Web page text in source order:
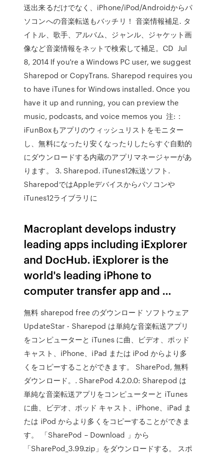
送出来るだけでなく、iPhone/iPod/Androidからパ
ソコンへの音楽転送もバッチリ！ 音楽情報補足. タ
イトル、歌手、アルバム、ジャンル、ジャケット画
像など音楽情報をネットで検索して補足。CD Jul
8, 2014 If you're a Windows PC user, we suggest
Sharepod or CopyTrans. Sharepod requires you
to have iTunes for Windows installed. Once you
have it up and running, you can preview the
music, podcasts, and voice memos you 注:：
iFunBoxもアプリのウィッシュリストをモニター
し、無料になったり安くなったりしたらすぐ自動的
にダウンロードする内蔵のアプリマネージャーがあ
ります。 3. Sharepod. iTunes12転送ソフト.
SharepodではAppleデバイスからパソコンや
iTunes12ライブラリに
Macroplant develops industry
leading apps including iExplorer
and DocHub. iExplorer is the
world's leading iPhone to
computer transfer app and …
無料 sharepod free のダウンロード ソフトウェア
UpdateStar - Sharepod は単純な音楽転送アプリ
をコンピューターと iTunes に曲、ビデオ、ポッド
キャスト、iPhone、iPad または iPod からより多
くをコピーすることができます。 SharePod, 無料
ダウンロード。. SharePod 4.2.0.0: Sharepod は
単純な音楽転送アプリをコンピューターと iTunes
に曲、ビデオ、ポッド キャスト、iPhone、iPad ま
たは iPod からより多くをコピーすることができま
す。 「SharePod – Download 」から
「SharePod_3.99.zip」をダウンロードする。 スポ